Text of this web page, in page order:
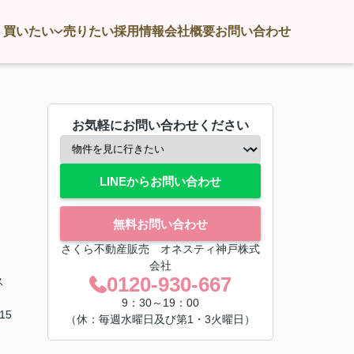
買いたい 売りたい採用情報会社概要お問い合わせ
お気軽にお問い合わせください
LINEからお問い合わせ
無料お問い合わせ
さくら不動産販売 オネスティ神戸株式
会社
0120-930-667
9：30～19：00
（休：毎週水曜日及び第1・3火曜日）